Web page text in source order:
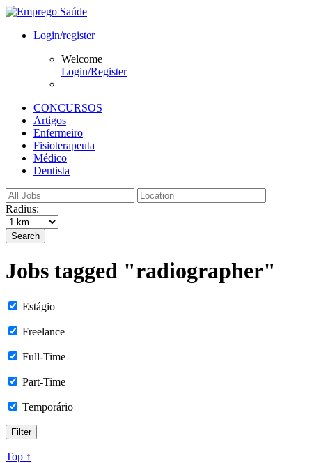
Login/register
Welcome
Login/Register
CONCURSOS
Artigos
Enfermeiro
Fisioterapeuta
Médico
Dentista
Radius:
Search
Jobs tagged "radiographer"
Estágio
Freelance
Full-Time
Part-Time
Temporário
Top ↑